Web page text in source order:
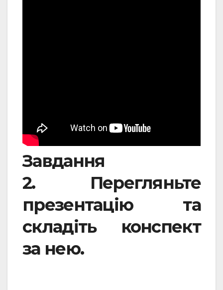
Завдання
2. Перегляньте
презентацію та
складіть конспект
за нею.